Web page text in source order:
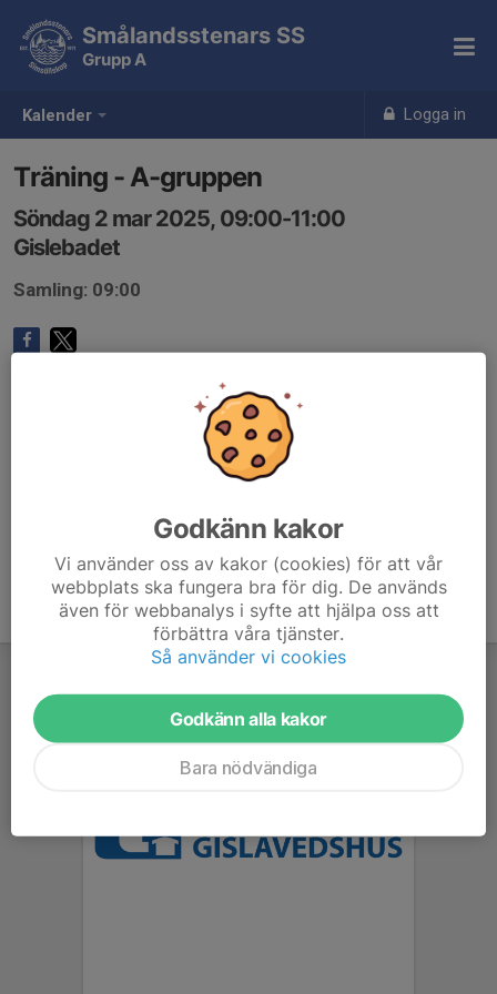
Kalender Logga in
Smålandsstenars SS
Grupp A
Träning - A-gruppen
Söndag 2 mar 2025, 09:00-11:00
Gislebadet
Samling: 09:00
Godkänn kakor
Vi använder oss av kakor (cookies) för att vår
webbplats ska fungera bra för dig. De används
även för webbanalys i syfte att hjälpa oss att
förbättra våra tjänster.
Så använder vi cookies
Godkänn alla kakor
Bara nödvändiga